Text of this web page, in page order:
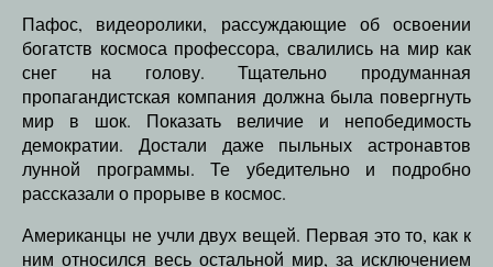
Пафос, видеоролики, рассуждающие об освоении
богатств космоса профессора, свалились на мир как
снег на голову. Тщательно продуманная
пропагандистская компания должна была повергнуть
мир в шок. Показать величие и непобедимость
демократии. Достали даже пыльных астронавтов
лунной программы. Те убедительно и подробно
рассказали о прорыве в космос.
Американцы не учли двух вещей. Первая это то, как к
ним относился весь остальной мир, за исключением